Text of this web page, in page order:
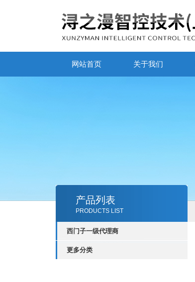
网站首页 关于我们
产品列表
PRODUCTS LIST
西门子一级代理商
更多分类